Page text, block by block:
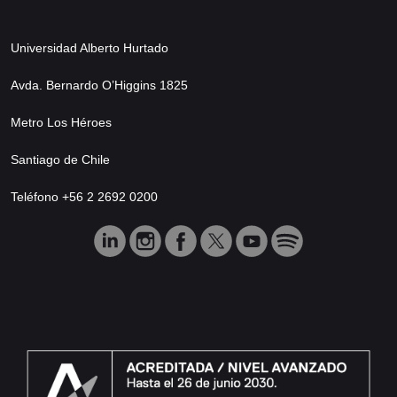
Universidad Alberto Hurtado
Avda. Bernardo O’Higgins 1825
Metro Los Héroes
Santiago de Chile
Teléfono +56 2 2692 0200